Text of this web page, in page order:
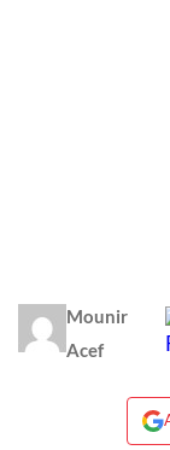
Mounir
Acef